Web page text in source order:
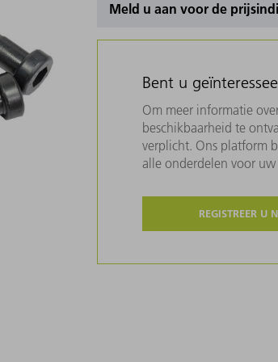
Meld u aan voor de
Bent u
Om meer informatie
beschikbaarheid te
verplicht. Ons platform
alle onderdelen voor
REGISTREER U